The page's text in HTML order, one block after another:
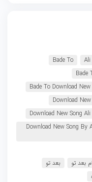
Bade To
Bade
Bade To Download
Download
Download New Song
Download New Song By
بعد تو
بعد تو